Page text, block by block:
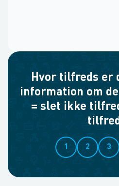
Hvor tilfreds er
information om
= slet ikke
1 2 3